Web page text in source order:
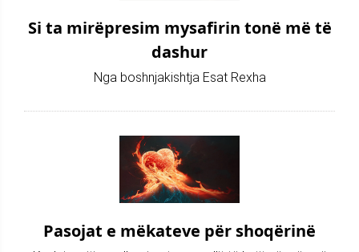
Si ta mirëpresim mysafirin tonë më të
dashur
Nga boshnjakishtja Esat Rexha
Pasojat e mëkateve për shoqërinë